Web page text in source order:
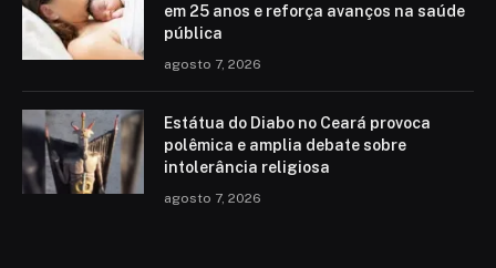
em 25 anos e reforça avanços na saúde
pública
agosto 7, 2026
Estátua do Diabo no Ceará provoca
polêmica e amplia debate sobre
intolerância religiosa
agosto 7, 2026